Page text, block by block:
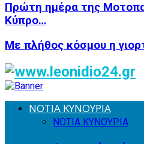
Πρώτη ημέρα της
Κύπρο…
Με πλήθος κόσμου η
ΝΟΤΙΑ ΚΥΝΟΥΡΙΑ
ΝΟΤΙΑ ΚΥΝΟΥΡΙΑ